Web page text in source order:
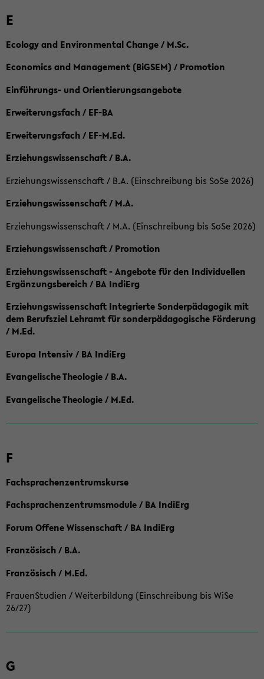
E
Ecology and Environmental Change / M.Sc.
Economics and Management (BiGSEM) / Promotion
Einführungs- und Orientierungsangebote
Erweiterungsfach / EF-BA
Erweiterungsfach / EF-M.Ed.
Erziehungswissenschaft / B.A.
Erziehungswissenschaft / B.A. (Einschreibung bis SoSe 2026)
Erziehungswissenschaft / M.A.
Erziehungswissenschaft / M.A. (Einschreibung bis SoSe 2026)
Erziehungswissenschaft / Promotion
Erziehungswissenschaft - Angebote für den Individuellen
Ergänzungsbereich / BA IndiErg
Erziehungswissenschaft Integrierte Sonderpädagogik mit
dem Berufsziel Lehramt für sonderpädagogische Förderung
/ M.Ed.
Europa Intensiv / BA IndiErg
Evangelische Theologie / B.A.
Evangelische Theologie / M.Ed.
F
Fachsprachenzentrumskurse
Fachsprachenzentrumsmodule / BA IndiErg
Forum Offene Wissenschaft / BA IndiErg
Französisch / B.A.
Französisch / M.Ed.
FrauenStudien / Weiterbildung (Einschreibung bis WiSe
26/27)
G